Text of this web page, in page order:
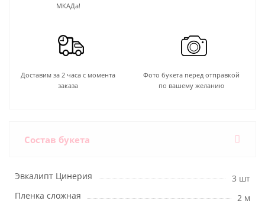
МКАДа!
Доставим за 2 часа с момента
заказа
Фото букета перед отправкой
по вашему желанию
Состав букета
Эвкалипт Цинерия
3 шт
Пленка сложная
2 м